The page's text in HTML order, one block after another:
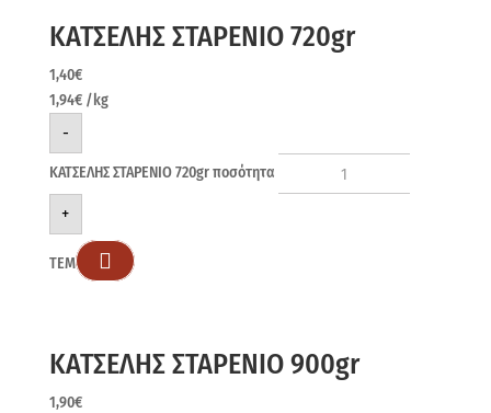
ΚΑΤΣΕΛΗΣ ΣΤΑΡΕΝΙΟ 720gr
1,40€
1,94€ /kg
-
ΚΑΤΣΕΛΗΣ ΣΤΑΡΕΝΙΟ 720gr ποσότητα
+
ΤΕΜ 
ΚΑΤΣΕΛΗΣ ΣΤΑΡΕΝΙΟ 900gr
1,90€